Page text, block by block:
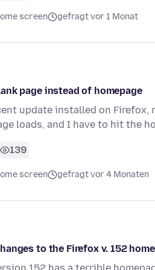
screen gefragt vor 1 Monat
page instead of homepage
update installed on Firefox,
loads, and I have to hit the
139
screen gefragt vor 4 Monaten
to the Firefox v. 152